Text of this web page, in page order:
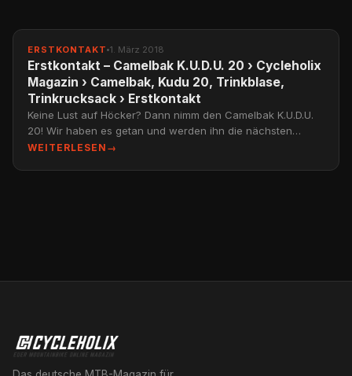
ERSTKONTAKT
ERSTKONTAKT 1. März 2018
Erstkontakt – Camelbak K.U.D.U. 20 › Cycleholix
Magazin › Camelbak, Kudu 20, Trinkblase,
Trinkrucksack › Erstkontakt
Keine Lust auf Höcker? Dann nimm den Camelbak K.U.D.U.
20! Wir haben es getan und werden ihn die nächsten
Monate für euch testen.
WEITERLESEN →